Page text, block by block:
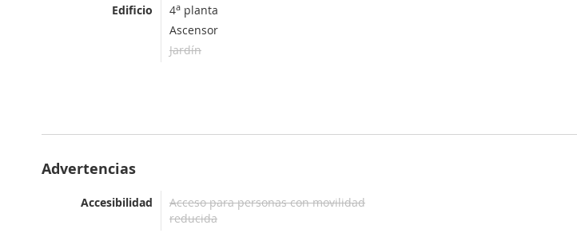
Edificio 4a planta
Ascensor
Jardín
Advertencias
Accesibilidad
Acceso para personas con movilidad
reducida